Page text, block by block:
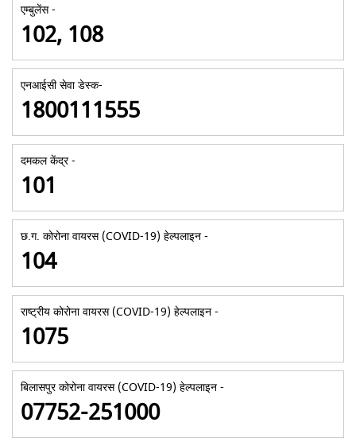
एम्बुलेंस -
102, 108
एनआईसी सेवा डेस्क-
1800111555
दमकल केंद्र -
101
छ.ग. कोरोना वायरस (COVID-19) हेल्पलाइन -
104
राष्ट्रीय कोरोना वायरस (COVID-19) हेल्पलाइन -
1075
बिलासपुर कोरोना वायरस (COVID-19) हेल्पलाइन -
07752-251000